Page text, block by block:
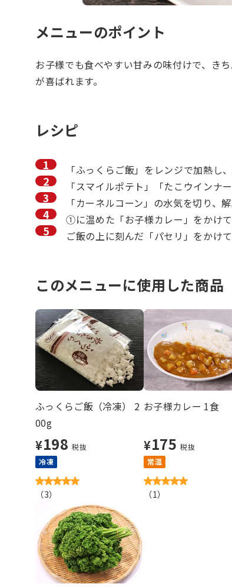
メニューのポイント
お子様でも食べやすい甘みの味付けで、き
が喜ばれます。
レシピ
「ふっくらご飯」をレンジで加熱し
「スマイルポテト」「たこウインナ
「カーネルコーン」の水気を切り、
①に温めた「お子様カレー」をかけ
ご飯の上に刻んだ「パセリ」をかけて
このメニューに使用した商品
ふっくらご飯（冷凍） 2
00g
¥198 税抜
冷凍
（3）
お子様カレー 1食
¥175 税抜
常温
（1）